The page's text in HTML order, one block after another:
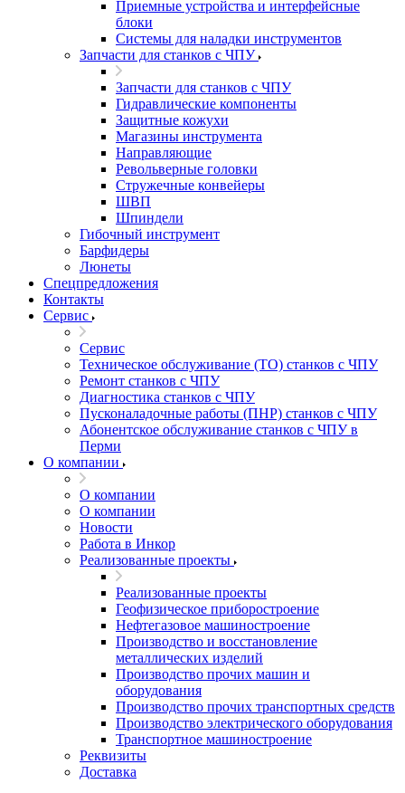
Приемные устройства и интерфейсные
блоки
Системы для наладки инструментов
Запчасти для станков с ЧПУ
Запчасти для станков с ЧПУ
Гидравлические компоненты
Защитные кожухи
Магазины инструмента
Направляющие
Револьверные головки
Стружечные конвейеры
ШВП
Шпиндели
Гибочный инструмент
Барфидеры
Люнеты
Спецпредложения
Контакты
Сервис
Сервис
Техническое обслуживание (ТО) станков с ЧПУ
Ремонт станков с ЧПУ
Диагностика станков с ЧПУ
Пусконаладочные работы (ПНР) станков с ЧПУ
Абонентское обслуживание станков с ЧПУ в
Перми
О компании
О компании
О компании
Новости
Работа в Инкор
Реализованные проекты
Реализованные проекты
Геофизическое приборостроение
Нефтегазовое машиностроение
Производство и восстановление
металлических изделий
Производство прочих машин и
оборудования
Производство прочих транспортных средств
Производство электрического оборудования
Транспортное машиностроение
Реквизиты
Доставка